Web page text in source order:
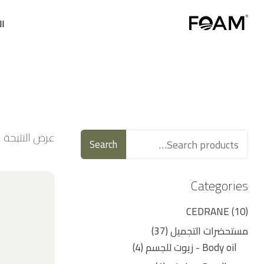
عرض Search
Categories
CEDRANE 10
مستحضرات التجميل 37
Body oil - زيوت للجسم
4